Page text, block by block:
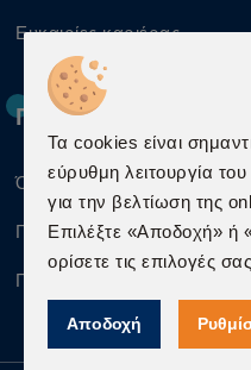
Ευκαιρίες καριέρας
Πληροφορίες
Όροι χρήσης
Προστασία προσωπικών
Πληροφορίες Cookies
Τα cookies είναι
εύρυθμη λειτουργία
για την βελτίωση της
Επιλέξτε «Αποδοχή» ή
ορίσετε τις επιλογές
Αποδοχή